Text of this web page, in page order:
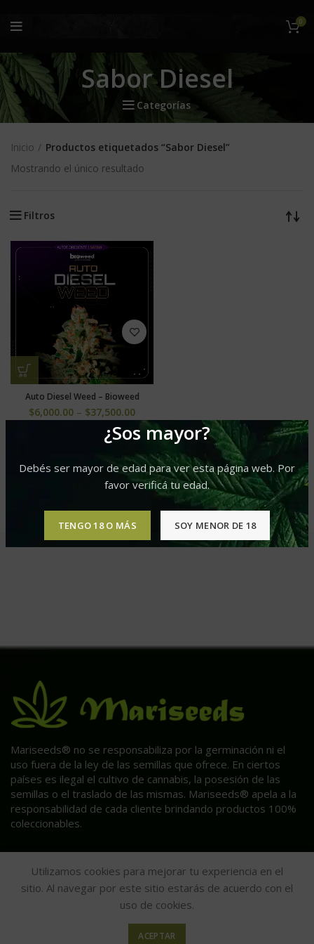
¿Sos mayor?
Debés ser mayor de edad para ver esta página web. Por
favor verificá tu edad.
TENGO 18 O MÁS SOY MENOR DE 18
0
Sabor Diesel
Categorías
Inicio
Productos etiquetados “Sabor Diesel”
Mostrando el único resultado
Filtros
Auto Diesel Weed – Bioweed
$6,000.00 – $37,500.00
Mariseeds® no se responsabiliza por la germinación ni el
uso fuera de la ley de las semillas que ofrece. En ciertos
países es ilegal el cultivo de cannabis, la posesión de las
semillas o el traslado de las mismas. Mariseeds® apela a la
responsabilidad de cada cliente brindando productos 100%
coleccionables.
Utilizamos cookies para mejorar tu experiencia en el
sitio. Al navegar por este sitio estarás de acuerdo con el
uso de cookies.
ACEPTAR